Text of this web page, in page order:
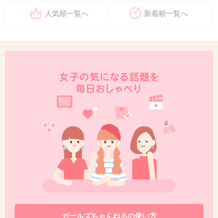
人気順一覧へ 新着順一覧へ
ガールズちゃんねるの使い方